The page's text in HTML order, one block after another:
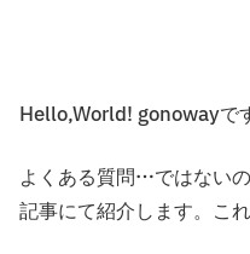
Hello,World! gonowayで
よくある質問…ではない
記事にて紹介します。こ